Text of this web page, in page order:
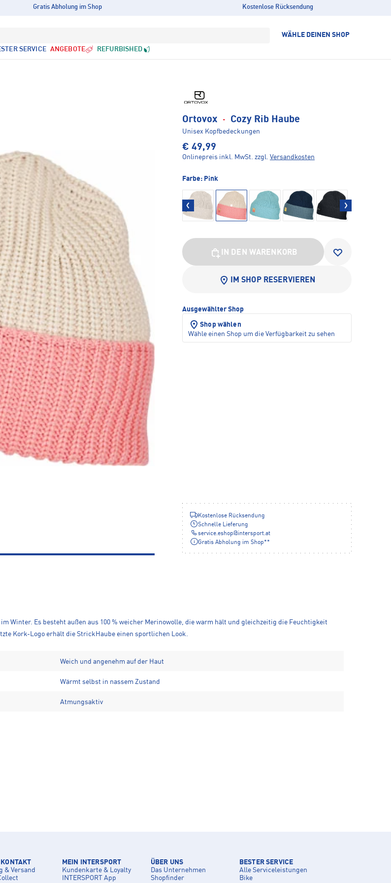
Gratis Abholung im Shop Kostenlose Rücksendung
WÄHLE DEINEN SHOP
SERVICE ANGEBOTE REFURBISHED
Ortovox · Cozy Rib Haube
Unisex Kopfbedeckungen
€ 49,99
Onlinepreis inkl. MwSt. zzgl. Versandkosten
Farbe: Pink
IN DEN WARENKORB
IM SHOP RESERVIEREN
Ausgewählter Shop
Shop wählen
Wähle einen Shop um die Verfügbarkeit zu sehen
Kostenlose Rücksendung
Schnelle Lieferung
service.eshop@intersport.at
Gratis Abholung im Shop**
Winter. Es besteht außen aus 100 % weicher Merinowolle, die warm hält und gleichzeitig die Feuchtigkeit
Kork-Logo erhält die StrickHaube einen sportlichen Look.
Weich und angenehm auf der Haut
Wärmt selbst in nassem Zustand
Atmungsaktiv
& Versand
MEIN INTERSPORT
Kundenkarte & Loyalty
INTERSPORT App
ÜBER UNS
Das Unternehmen
Shopfinder
BESTER SERVICE
Alle Serviceleistungen
Bike